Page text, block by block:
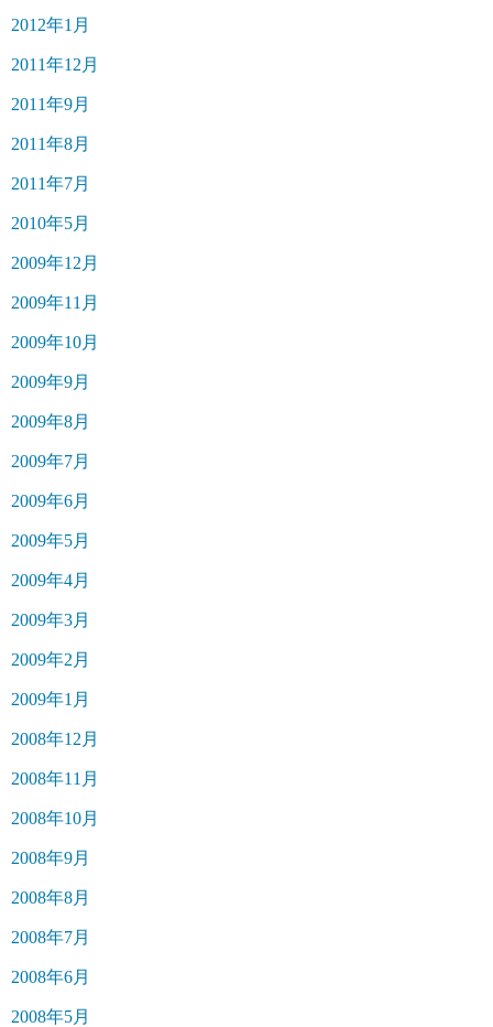
2012年1月
2011年12月
2011年9月
2011年8月
2011年7月
2010年5月
2009年12月
2009年11月
2009年10月
2009年9月
2009年8月
2009年7月
2009年6月
2009年5月
2009年4月
2009年3月
2009年2月
2009年1月
2008年12月
2008年11月
2008年10月
2008年9月
2008年8月
2008年7月
2008年6月
2008年5月